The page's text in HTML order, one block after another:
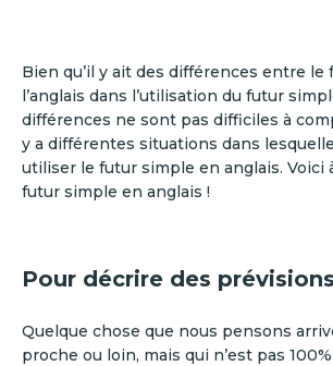
Bien qu’il y ait des différences entre le
l’anglais dans l’utilisation du futur
différences ne sont pas difficiles à
y a différentes situations dans
utiliser le futur simple en anglais. Voici
futur simple en anglais !
Pour décrire des prévisions
Quelque chose que nous pensons
proche ou loin, mais qui n’est pas